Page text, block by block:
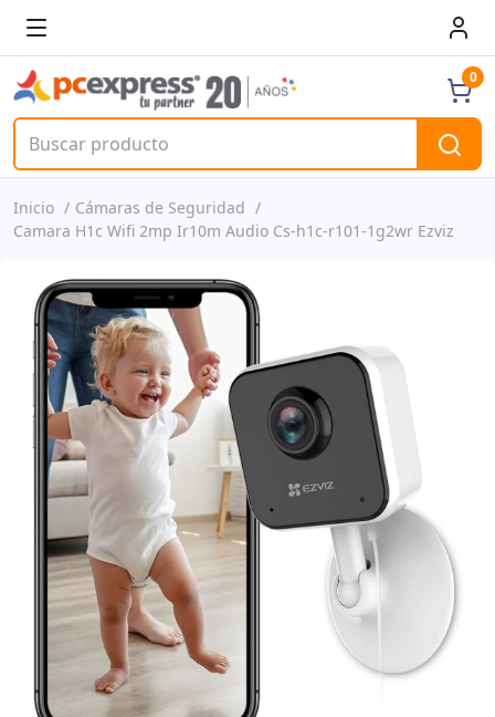
0
Inicio
Cámaras de Seguridad
Camara H1c Wifi 2mp Ir10m Audio Cs-h1c-r101-1g2wr Ezviz